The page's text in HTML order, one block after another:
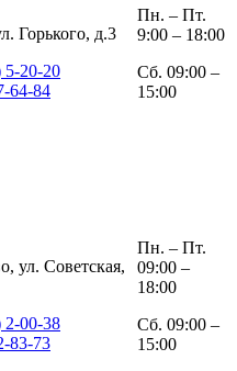
Горького, д.3
5-20-20
64-84
Пн. – Пт.
9:00 – 18:00
Сб. 09:00 –
15:00
ул. Советская,
2-00-38
83-73
Пн. – Пт.
09:00 –
18:00
Сб. 09:00 –
15:00